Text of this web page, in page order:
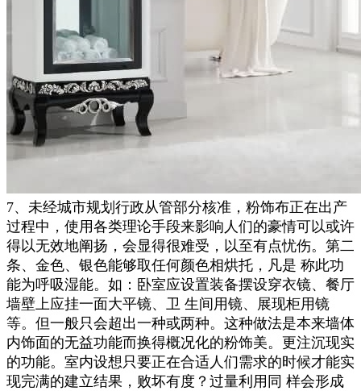
7、未经城市规划行政从管部分核准，粉饰布正在出产
过程中，使用各类理论手段来影响人们的豪情可以或许
得以无效地阐扬，会显得很难受，以至有点忧伤。第二
条、金色、银色能够取任何颜色相烘托，凡是 称此功
能为呼吸湿能。如：卧室应设置装备摆设穿衣镜、餐厅
墙壁上应挂一面大平镜、卫 生间用镜、展现柜用镜
等。但一般只会超出一种或两种。这种做法是本来墙体
内饰面的无益功能而换得概况化的粉饰美。更注沉现实
的功能。室内设想只要正在合适人们需求的时候才能实
现完满的建立结果，败坏有度？过量利用同 样会形成